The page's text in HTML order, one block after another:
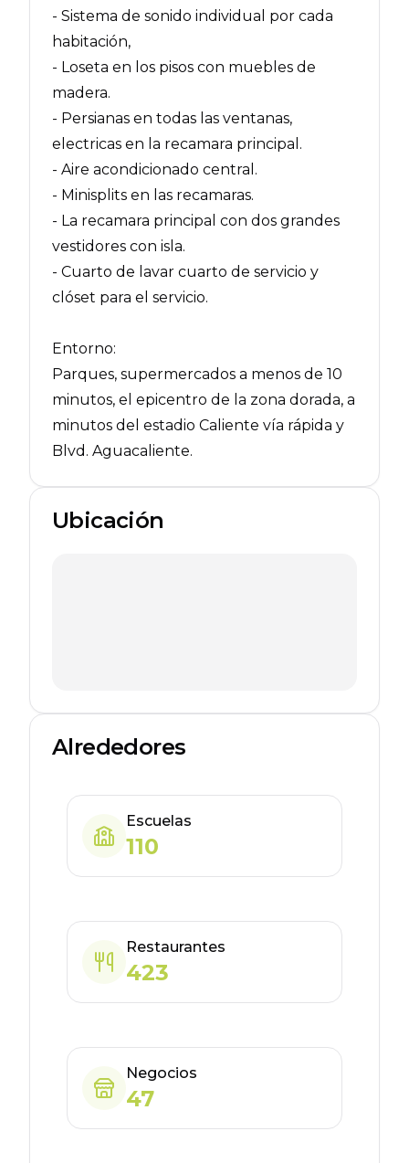
- Sistema de sonido individual por cada
habitación,
- Loseta en los pisos con muebles de
madera.
- Persianas en todas las ventanas,
electricas en la recamara principal.
- Aire acondicionado central.
- Minisplits en las recamaras.
- La recamara principal con dos grandes
vestidores con isla.
- Cuarto de lavar cuarto de servicio y
clóset para el servicio.
Entorno:
Parques, supermercados a menos de 10
minutos, el epicentro de la zona dorada, a
minutos del estadio Caliente vía rápida y
Blvd. Aguacaliente.
Ubicación
Alrededores
Escuelas
110
Restaurantes
423
Negocios
47